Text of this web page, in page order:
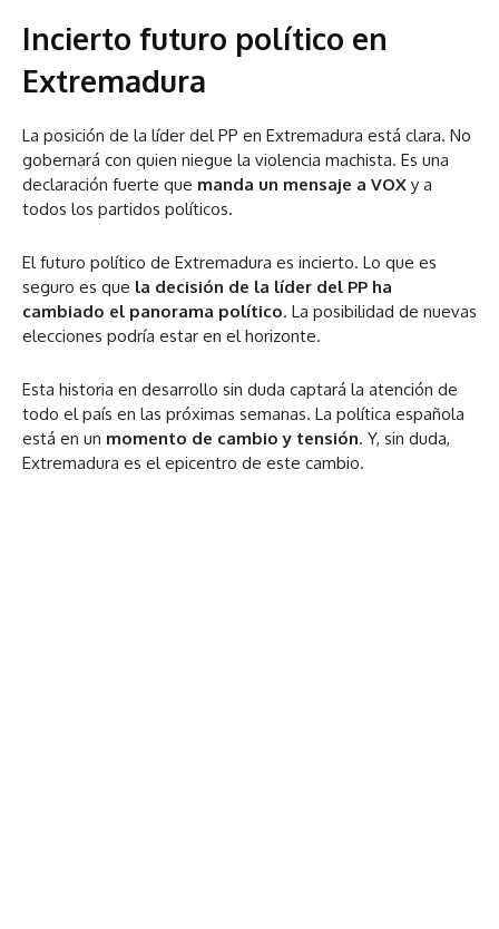
Incierto futuro político en
Extremadura
La posición de la líder del PP en Extremadura está clara. No
gobernará con quien niegue la violencia machista. Es una
declaración fuerte que manda un mensaje a VOX y a
todos los partidos políticos​​.
El futuro político de Extremadura es incierto. Lo que es
seguro es que la decisión de la líder del PP ha
cambiado el panorama político. La posibilidad de nuevas
elecciones podría estar en el horizonte.
Esta historia en desarrollo sin duda captará la atención de
todo el país en las próximas semanas. La política española
está en un momento de cambio y tensión. Y, sin duda,
Extremadura es el epicentro de este cambio.